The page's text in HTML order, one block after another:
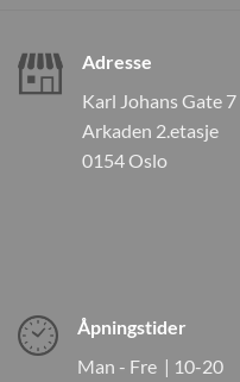
Adresse
Karl Johans Gate 7
Arkaden 2.etasje
0154 Oslo
Åpningstider
Man - Fre | 10-20